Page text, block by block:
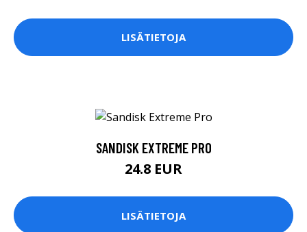
LISÄTIETOJA
SANDISK EXTREME PRO
24.8 EUR
LISÄTIETOJA